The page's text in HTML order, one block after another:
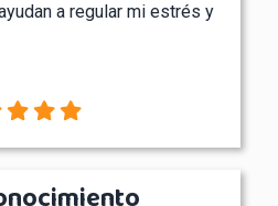
a regular mi estrés y